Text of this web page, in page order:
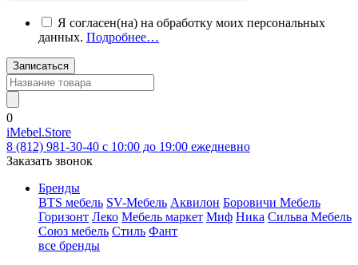
Я согласен(на) на обработку моих персональных
данных. Подробнее…
Записаться
0
iMebel.Store
8 (812) 981-30-40 c 10:00 до 19:00 ежедневно
Заказать звонок
Бренды
BTS мебель SV-Мебель Аквилон Боровичи Мебель
Горизонт Леко Мебель маркет Миф Ника Сильва Мебель
Союз мебель Стиль Фант
все бренды